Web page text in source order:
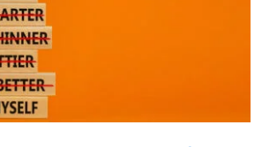
المجهولين